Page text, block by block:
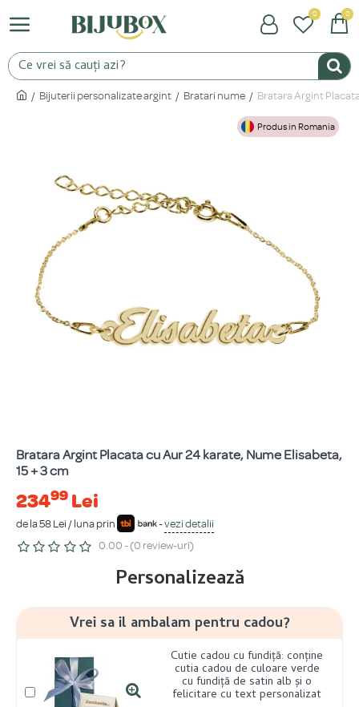
0 0
Bijuterii personalizate argint Bratari nume Bratara Argint
Produs in Romania
Bratara Argint Placata cu Aur 24 karate, Nume Elisabeta,
15 + 3 cm
23499 Lei
de la 58 Lei / luna prin -vezi detalii
0.00 - (0 review-uri)
Personalizează
Vrei sa il ambalam pentru cadou?
Cutie cadou cu fundiță: conține
cutia cadou de culoare verde
cu fundiță de satin alb și o
felicitare cu text personalizat